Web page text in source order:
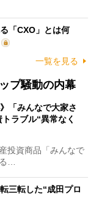
「CXO」とは何
一覧を見る
プ騒動の内幕
「みんなで大家さ
ラブル“異常なく
投資商品「みんなで
…
三転した“成田プロ